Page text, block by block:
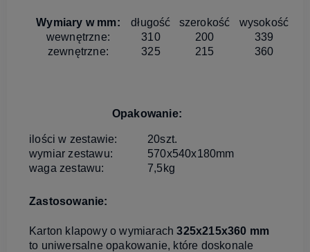
Wymiary w mm: długość szerokość
wysokość
wewnętrzne:
310 200
339
zewnętrzne:
325 215 360
Opakowanie:
ilości w zestawie:
20szt.
wymiar zestawu:
570x540x180mm
waga zestawu:
7,5kg
Zastosowanie:
Karton klapowy o wymiarach325x215x360 mm
to uniwersalne opakowanie, które doskonale